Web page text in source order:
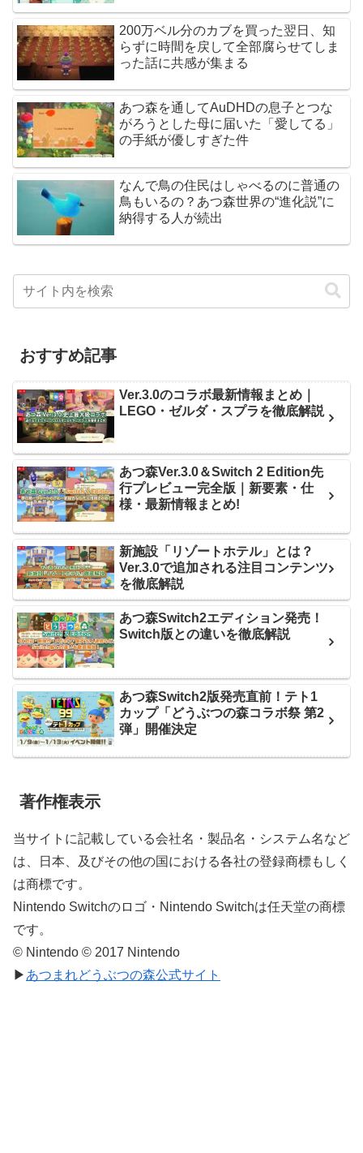
200万ベル分のカブを買った翌日、知
らずに時間を戻して全部腐らせてしま
った話に共感が集まる
あつ森を通してAuDHDの息子とつな
がろうとした母に届いた「愛してる」
の手紙が優しすぎた件
なんで鳥の住民はしゃべるのに普通の
鳥もいるの？あつ森世界の“進化説”に
納得する人が続出
おすすめ記事
Ver.3.0のコラボ最新情報まとめ｜
LEGO・ゼルダ・スプラを徹底解説
あつ森Ver.3.0＆Switch 2 Edition先
行プレビュー完全版｜新要素・仕
様・最新情報まとめ!
新施設「リゾートホテル」とは？
Ver.3.0で追加される注目コンテンツ
を徹底解説
あつ森Switch2エディション発売！
Switch版との違いを徹底解説
あつ森Switch2版発売直前！テト1
カップ「どうぶつの森コラボ祭 第2
弾」開催決定
著作権表示
当サイトに記載している会社名・製品名・システム名など
は、日本、及びその他の国における各社の登録商標もしく
は商標です。
Nintendo Switchのロゴ・Nintendo Switchは任天堂の商標
です。
© Nintendo © 2017 Nintendo
▶ あつまれどうぶつの森公式サイト